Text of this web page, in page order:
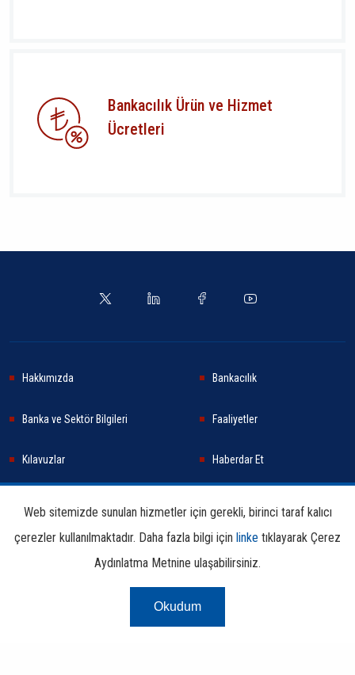
Bankacılık Ürün ve Hizmet
Ücretleri
Hakkımızda Bankacılık
Banka ve Sektör Bilgileri Faaliyetler
Kılavuzlar Haberdar Et
Araştırma ve Yayınlar İletişim Bilgileri
Kullanım
Koşulları
Web sitemizde sunulan hizmetler için gerekli, birinci taraf kalıcı
çerezler kullanılmaktadır. Daha fazla bilgi için linke tıklayarak Çerez
Aydınlatma Metnine ulaşabilirsiniz.
Okudum